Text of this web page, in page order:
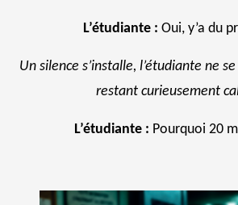
L’étudiante : Oui, y’a du
Un silence s’installe, l’étudiante ne
restant curieusement
L’étudiante : Pourquoi 20